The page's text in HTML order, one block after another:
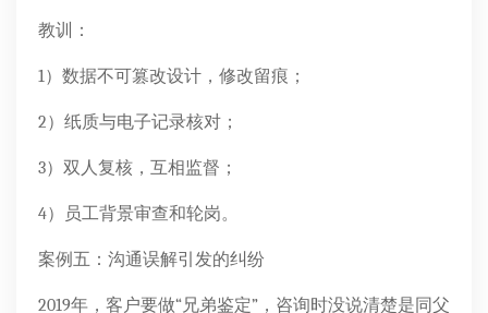
教训：
1）数据不可篡改设计，修改留痕；
2）纸质与电子记录核对；
3）双人复核，互相监督；
4）员工背景审查和轮岗。
案例五：沟通误解引发的纠纷
2019年，客户要做“兄弟鉴定”，咨询时没说清楚是同父